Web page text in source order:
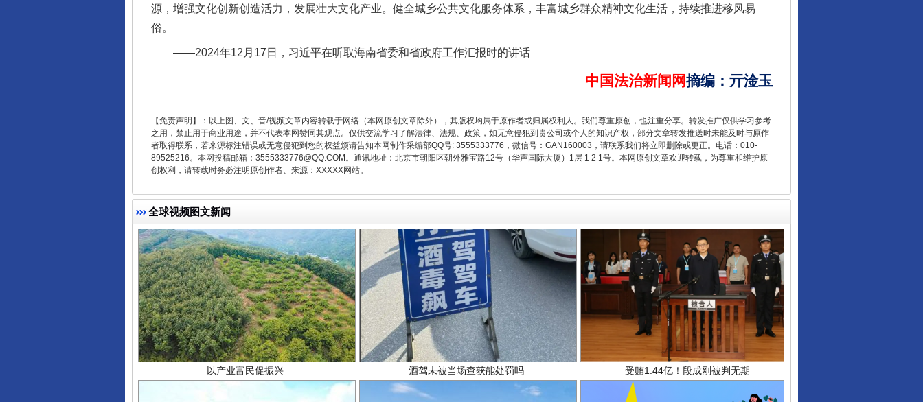
源，增强文化创新创造活力，发展壮大文化产业。健全城乡公共文化服务体系，丰富城乡群众精神文化生活，持续推进移风易
俗。
——2024年12月17日，习近平在听取海南省委和省政府工作汇报时的讲话
中国法治新闻网摘编 ： 亓淦玉
【免责声明】：以上图、文、音/视频文章内容转载于网络（本网原创文章除外），其版权均属于原作者或归属权利人。我们尊重原创，也注重分享。转发推广仅供学习参考
之用，禁止用于商业用途，并不代表本网赞同其观点。仅供交流学习了解法律、法规、政策，如无意侵犯到贵公司或个人的知识产权，部分文章转发推送时未能及时与原作
者取得联系，若来源标注错误或无意侵犯到您的权益烦请告知本网制作采编部QQ号: 3555333776，微信号：GAN160003，请联系我们将立即删除或更正。电话：010-
89525216。本网投稿邮箱：3555333776@QQ.COM。通讯地址：北京市朝阳区朝外雅宝路12号（华声国际大厦）1层 1 2 1号。本网原创文章欢迎转载，为尊重和维护原
创权利，请转载时务必注明原创作者、来源：XXXXX网站。
全球视频图文新闻
以产业富民促振兴 酒驾未被当场查获能处罚吗 受贿1.44亿！段成刚被判无期